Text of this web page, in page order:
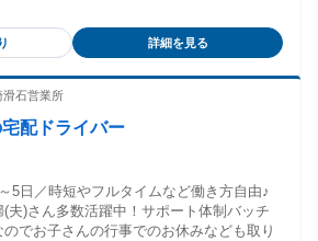
務署へ登録すること！ 最初に担当者
ど全てお伝えするため、 「全く知識がな
かる心配などは一切ありません！ 登録時
迎／ブランクOK ＊フリーター歓迎／主婦
詳細を見る
石営業所
配ドライバー
5日／時短やフルタイムなど働き方自由♪
(夫)さん多数活躍中！サポート体制バッチ
のでお子さんの行事でのお休みなども取り